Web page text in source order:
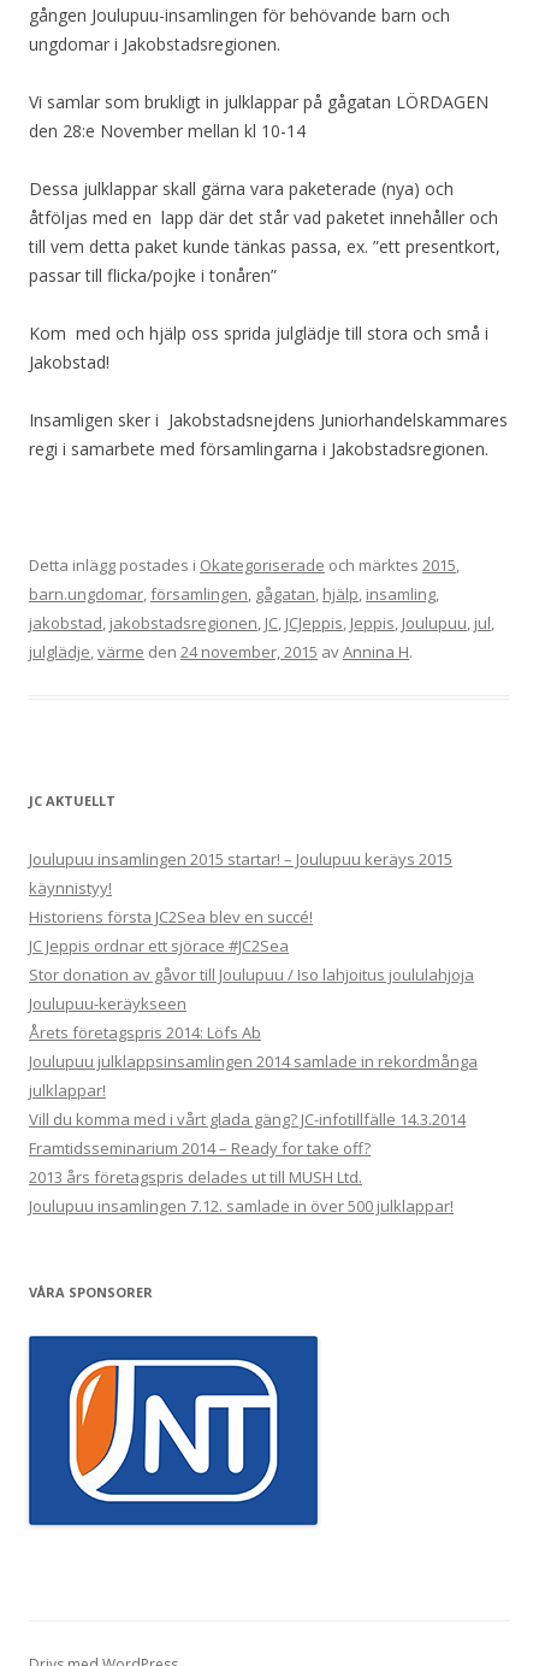
gången Joulupuu-insamlingen för behövande barn och
ungdomar i Jakobstadsregionen.
Vi samlar som brukligt in julklappar på gågatan LÖRDAGEN
den 28:e November mellan kl 10-14
Dessa julklappar skall gärna vara paketerade (nya) och
åtföljas med en lapp där det står vad paketet innehåller och
till vem detta paket kunde tänkas passa, ex. ”ett presentkort,
passar till flicka/pojke i tonåren”
Kom med och hjälp oss sprida julglädje till stora och små i
Jakobstad!
Insamligen sker i Jakobstadsnejdens Juniorhandelskammares
regi i samarbete med församlingarna i Jakobstadsregionen.
Detta inlägg postades i Okategoriserade och märktes 2015,
barn.ungdomar,församlingen, gågatan, hjälp, insamling,
jakobstad, jakobstadsregionen, JC, JCJeppis, Jeppis, Joulupuu, jul,
julglädje,värme den 24 november, 2015 avAnnina H.
JC AKTUELLT
Joulupuu insamlingen 2015 startar! – Joulupuu keräys 2015
käynnistyy!
Historiens första JC2Sea blev en succé!
JC Jeppis ordnar ett sjörace #JC2Sea
Stor donation av gåvor till Joulupuu / Iso lahjoitus joululahjoja
Joulupuu-keräykseen
Årets företagspris 2014: Löfs Ab
Joulupuu julklappsinsamlingen 2014 samlade in rekordmånga
julklappar!
Vill du komma med i vårt glada gäng? JC-infotillfälle 14.3.2014
Framtidsseminarium 2014 – Ready for take off?
2013 års företagspris delades ut till MUSH Ltd.
Joulupuu insamlingen 7.12. samlade in över 500 julklappar!
VÅRA SPONSORER